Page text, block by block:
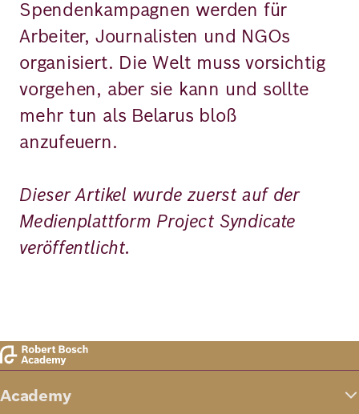
Spendenkampagnen werden für
Arbeiter, Journalisten und NGOs
organisiert. Die Welt muss vorsichtig
vorgehen, aber sie kann und sollte
mehr tun als Belarus bloß
anzufeuern.
Dieser Artikel wurde zuerst auf der
Medienplattform Project Syndicate
veröffentlicht.
Academy